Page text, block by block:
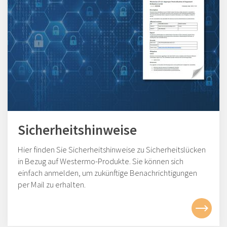
Sicherheitshinweise
Hier finden Sie Sicherheitshinweise zu Sicherheitslücken
in Bezug auf Westermo-Produkte. Sie können sich
einfach anmelden, um zukünftige Benachrichtigungen
per Mail zu erhalten.